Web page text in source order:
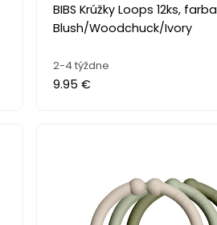
BIBS Krúžky Loops 12ks, farba
Blush/Woodchuck/Ivory
2-4 týždne
9.95 €